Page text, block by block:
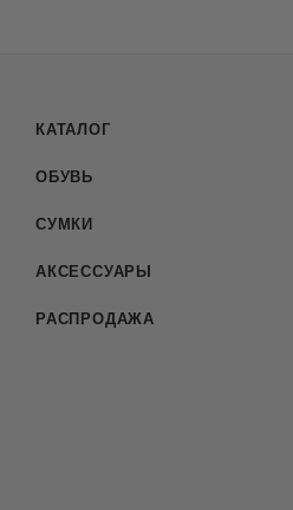
КАТАЛОГ
ОБУВЬ
СУМКИ
АКСЕССУАРЫ
РАСПРОДАЖА